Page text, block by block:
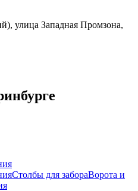
улица Западная Промзона,
Столбы для забораВорота и